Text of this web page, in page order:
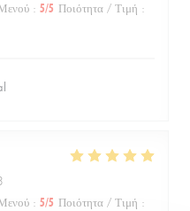
: 5/5 Ποιότητα / Τιμή :
: 5/5 Ποιότητα / Τιμή :